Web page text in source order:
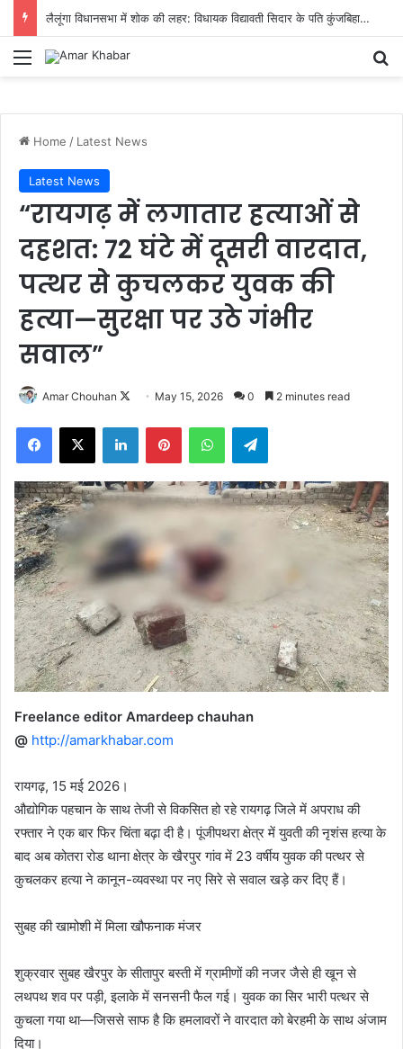
लैलूंगा विधानसभा में शोक की लहर: विधायक विद्यावती सिदार के पति कुंजबिहारी सिदार का आकस्मिक निधन
Menu
Home / Latest News
Latest News
“रायगढ़ में लगातार हत्याओं से
दहशत: 72 घंटे में दूसरी वारदात,
पत्थर से कुचलकर युवक की
हत्या—सुरक्षा पर उठे गंभीर
सवाल”
Amar Chouhan
FollowMay 15, 2026 0 2 minutes read
Facebook
X LinkedInPinterestWhatsAppTelegram
Freelance editor Amardeep chauhan
@ http://amarkhabar.com
रायगढ़, 15 मई 2026।
औद्योगिक पहचान के साथ तेजी से विकसित हो रहे रायगढ़ जिले में अपराध की
रफ्तार ने एक बार फिर चिंता बढ़ा दी है। पूंजीपथरा क्षेत्र में युवती की नृशंस हत्या के
बाद अब कोतरा रोड थाना क्षेत्र के खैरपुर गांव में 23 वर्षीय युवक की पत्थर से
कुचलकर हत्या ने कानून-व्यवस्था पर नए सिरे से सवाल खड़े कर दिए हैं।
सुबह की खामोशी में मिला खौफनाक मंजर
शुक्रवार सुबह खैरपुर के सीतापुर बस्ती में ग्रामीणों की नजर जैसे ही खून से
लथपथ शव पर पड़ी, इलाके में सनसनी फैल गई। युवक का सिर भारी पत्थर से
कुचला गया था—जिससे साफ है कि हमलावरों ने वारदात को बेरहमी के साथ अंजाम
दिया।